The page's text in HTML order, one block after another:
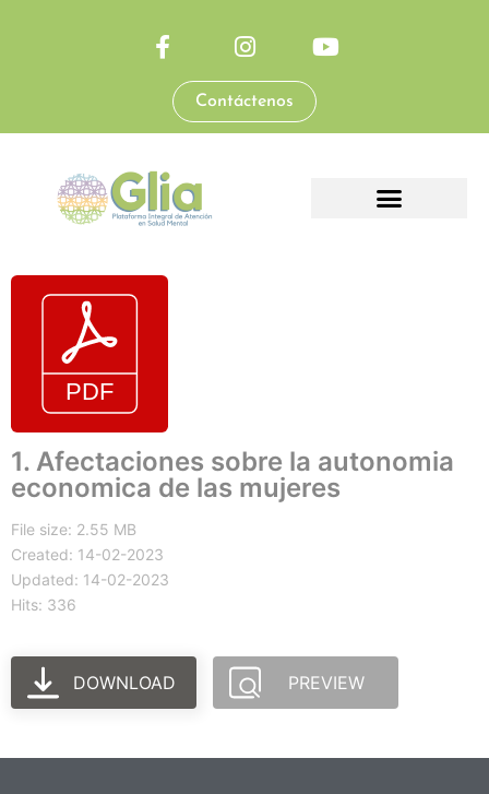
Contáctenos
1. Afectaciones sobre la autonomia
economica de las mujeres
File size: 2.55 MB
Created: 14-02-2023
Updated: 14-02-2023
Hits: 336
DOWNLOAD PREVIEW